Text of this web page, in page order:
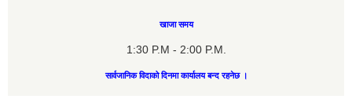
खाजा समय
1:30 P.M - 2:00 P.M.
सार्वजानिक विदाको दिनमा कार्यालय बन्द रहनेछ ।